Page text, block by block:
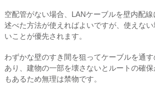
空配管がない場合、LANケーブルを壁内配
述べた方法が使えればよいですが、使えな
いことが優先されます。
わずかな壁のすき間を狙ってケーブルを通
あり、建物の一部を壊さないとルートの確
もあるため無理は禁物です。